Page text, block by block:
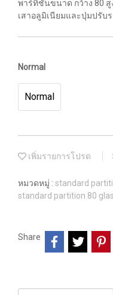
พาร์ทิชั่นขนาด กว้าง 80 สู
เสาอลูมิเนียมและปุ่มปรับ
Normal
Normal
เพิ่มรายการโปรด
หมวดหมู่ : standard
standard partition 80
Share